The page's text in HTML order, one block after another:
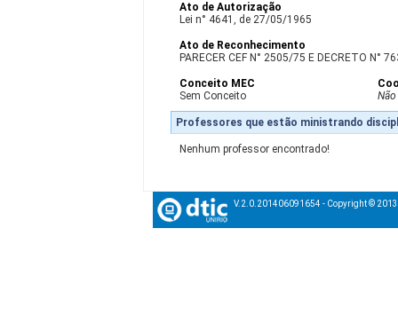
Ato de Autorização
Lei n° 4641, de 27/05/1965
Ato de Reconhecimento
PARECER CEF N° 2505/75 E DECRETO N°
Conceito MEC
Sem Conceito
Professores que estão ministrando
Nenhum professor encontrado!
V.2.0.201406091654 - Copyright ©